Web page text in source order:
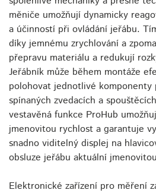
měniče umožňují dynamicky
a účinností při ovládání jeřábu.
díky jemnému zrychlování a
přepravu materiálu a redukují
Jeřábník může během montáže
polohovat jednotlivé komponenty
spínaných zvedacích a
vestavěná funkce ProHub
jmenovitou rychlost a garantuje
snadno viditelný displej na
obsluze jeřábu aktuální
Elektronické zařízení pro měření